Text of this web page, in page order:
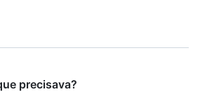
precisava?